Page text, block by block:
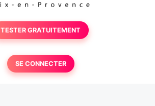
TESTER GRATUITEMENT
SE CONNECTER